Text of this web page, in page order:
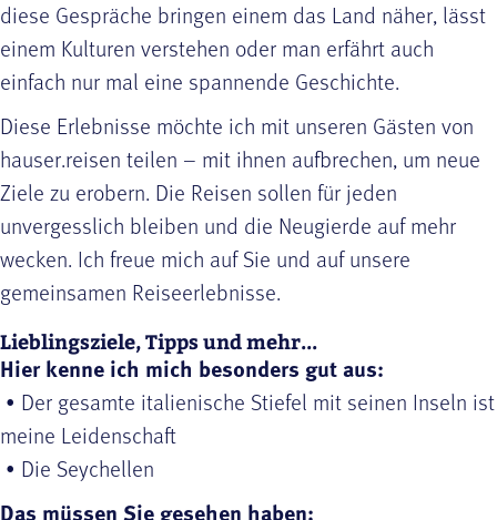
diese Gespräche bringen einem das Land näher, lässt
einem Kulturen verstehen oder man erfährt auch
einfach nur mal eine spannende Geschichte.
Diese Erlebnisse möchte ich mit unseren Gästen von
hauser.reisen teilen – mit ihnen aufbrechen, um neue
Ziele zu erobern. Die Reisen sollen für jeden
unvergesslich bleiben und die Neugierde auf mehr
wecken. Ich freue mich auf Sie und auf unsere
gemeinsamen Reiseerlebnisse.
Lieblingsziele, Tipps und mehr...
Hier kenne ich mich besonders gut aus:
• Der gesamte italienische Stiefel mit seinen Inseln ist
meine Leidenschaft
• Die Seychellen
Das müssen Sie gesehen haben: